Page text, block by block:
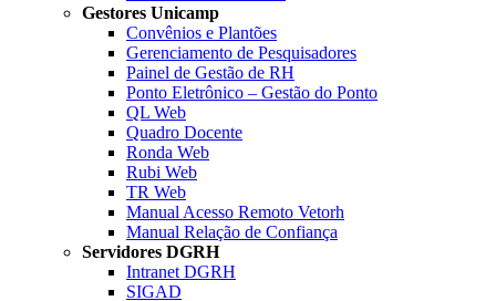
Gestores Unicamp
Convênios e Plantões
Gerenciamento de Pesquisadores
Painel de Gestão de RH
Ponto Eletrônico – Gestão do Ponto
QL Web
Quadro Docente
Ronda Web
Rubi Web
TR Web
Manual Acesso Remoto Vetorh
Manual Relação de Confiança
Servidores DGRH
Intranet DGRH
SIGAD